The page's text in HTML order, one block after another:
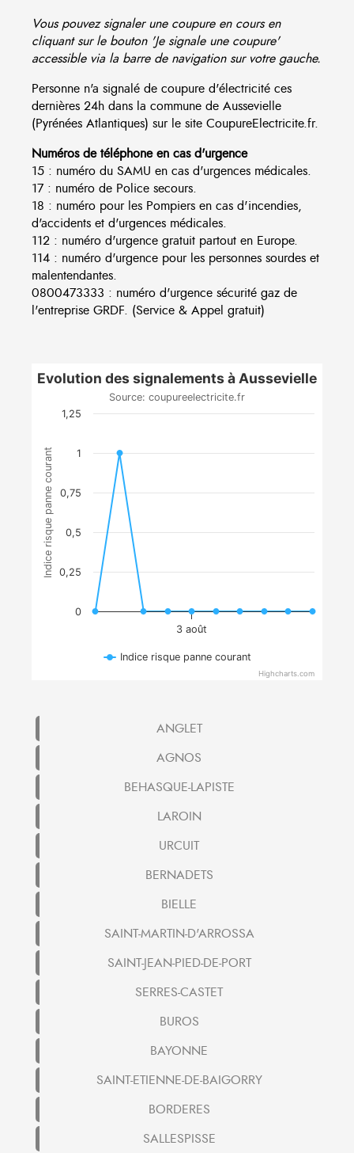
Vous pouvez signaler une coupure en cours en
cliquant sur le bouton 'Je signale une coupure'
accessible via la barre de navigation sur votre gauche.
Personne n'a signalé de coupure d'électricité ces
dernières 24h dans la commune de Aussevielle
(Pyrénées Atlantiques) sur le site CoupureElectricite.fr.
Numéros de téléphone en cas d'urgence
15 : numéro du SAMU en cas d'urgences médicales.
17 : numéro de Police secours.
18 : numéro pour les Pompiers en cas d'incendies,
d'accidents et d'urgences médicales.
112 : numéro d'urgence gratuit partout en Europe.
114 : numéro d'urgence pour les personnes sourdes et
malentendantes.
0800473333 : numéro d'urgence sécurité gaz de
l'entreprise GRDF. (Service & Appel gratuit)
Indice risque panne courant
Evolution des signalements à Aussevielle
Source: coupureelectricite.fr
3 août
0
0,25
0,5
0,75
1
1,25
Indice risque panne courant
Highcharts.com
ANGLET
AGNOS
BEHASQUE-LAPISTE
LAROIN
URCUIT
BERNADETS
BIELLE
SAINT-MARTIN-D'ARROSSA
SAINT-JEAN-PIED-DE-PORT
SERRES-CASTET
BUROS
BAYONNE
SAINT-ETIENNE-DE-BAIGORRY
BORDERES
SALLESPISSE